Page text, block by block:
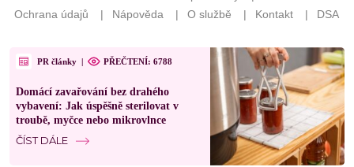
PR články | PŘEČTENÍ: 6788
Domácí zavařování bez drahého
vybavení: Jak úspěšně sterilovat v
troubě, myčce nebo mikrovlnce
ČÍST DÁLE